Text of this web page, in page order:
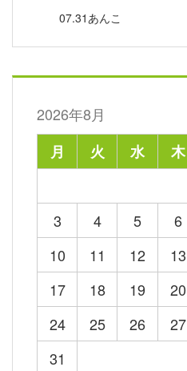
07.31あんこ
2026年8月
月
火 水 木
3
4 5 6
10
11 12 13
17
18 19 20
24
25 26 27
31